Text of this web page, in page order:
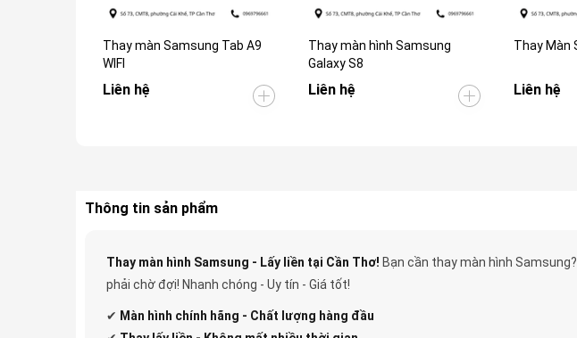
Thay màn Samsung Tab A9
WIFI
Liên hệ
Thay màn hình Samsung
Galaxy S8
Liên hệ
Thay Màn
Liên hệ
Thông tin sản phẩm
Thay màn hình Samsung - Lấy liền tại Cần Thơ! Bạn cần thay màn hình
phải chờ đợi! Nhanh chóng - Uy tín - Giá tốt!
✔ Màn hình chính hãng - Chất lượng hàng đầu